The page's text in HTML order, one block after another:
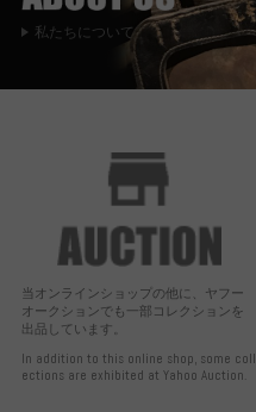
私たちについて
当オンラインショップの他に、ヤフー
オークションでも一部コレクションを
出品しています。
In addition to this online shop, some coll
ections are exhibited at Yahoo Auction.